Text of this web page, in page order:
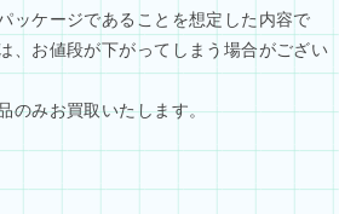
ッケージであることを想定した内容で
、お値段が下がってしまう場合がござい
のみお買取いたします。